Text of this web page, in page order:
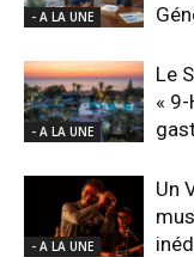
- A LA UNE
- A LA UNE
Le
«
- A LA UNE
Un